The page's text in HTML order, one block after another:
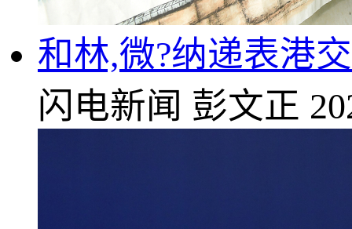
和林,微?纳递表港
闪电新闻 彭文正